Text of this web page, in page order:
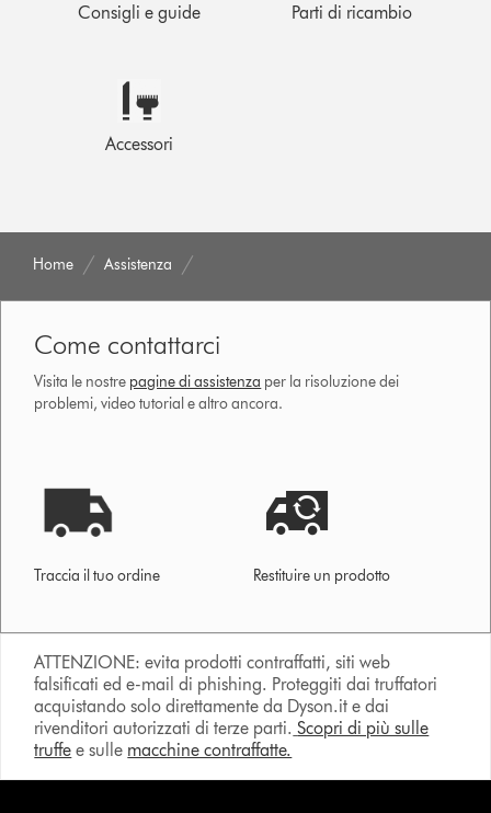
Consigli e guide Parti di ricambio
Accessori
Home Assistenza
Come contattarci
Visita le nostre pagine di assistenza per la risoluzione dei
problemi, video tutorial e altro ancora.
Traccia il tuo ordine Restituire un prodotto
ATTENZIONE: evita prodotti contraffatti, siti web
falsificati ed e-mail di phishing. Proteggiti dai truffatori
acquistando solo direttamente da Dyson.it e dai
rivenditori autorizzati di terze parti. Scopri di più sulle
truffe e sulle macchine contraffatte.